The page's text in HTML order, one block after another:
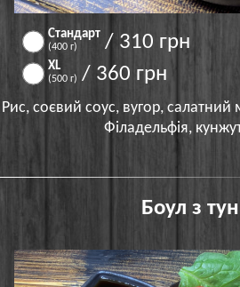
Стандарт
(400 г) / 310 грн
ХL
(500 г) / 360 грн
Рис, соєвий соус, вугор, салатний
Філадельфія,
Боул з